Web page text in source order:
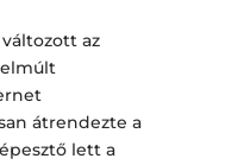
az
átrendezte a
lett a